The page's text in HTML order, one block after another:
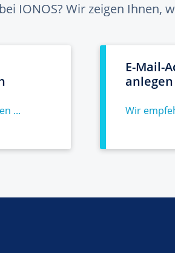
IONOS? Wir zeigen Ihnen,
...
E-Mail-
anlegen
Wir